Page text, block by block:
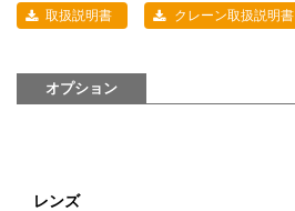
取扱説明書 クレーン取扱説明書
オプション
レンズ